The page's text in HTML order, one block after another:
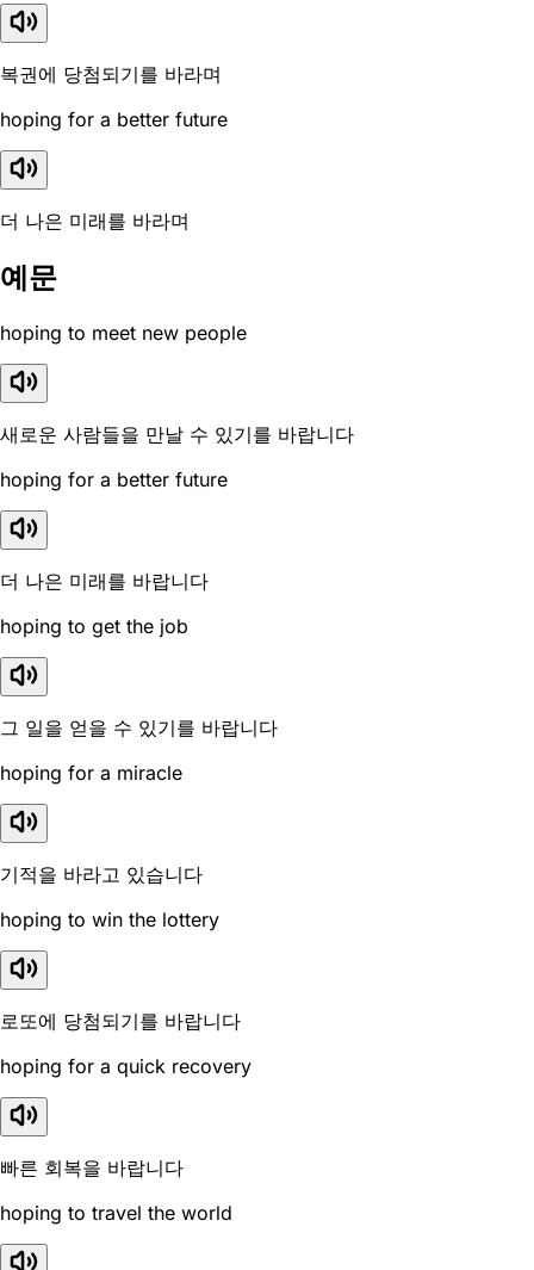
복권에 당첨되기를 바라며
hoping for a better future
더 나은 미래를 바라며
예문
hoping to meet new people
새로운 사람들을 만날 수 있기를 바랍니다
hoping for a better future
더 나은 미래를 바랍니다
hoping to get the job
그 일을 얻을 수 있기를 바랍니다
hoping for a miracle
기적을 바라고 있습니다
hoping to win the lottery
로또에 당첨되기를 바랍니다
hoping for a quick recovery
빠른 회복을 바랍니다
hoping to travel the world